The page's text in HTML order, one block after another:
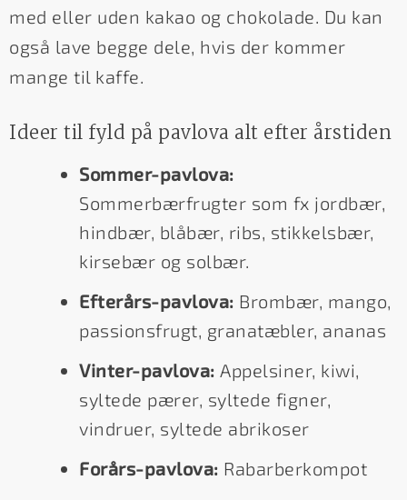
med eller uden kakao og chokolade. Du kan
også lave begge dele, hvis der kommer
mange til kaffe.
Ideer til fyld på pavlova alt efter årstiden
Sommer-pavlova:
Sommerbærfrugter som fx jordbær,
hindbær, blåbær, ribs, stikkelsbær,
kirsebær og solbær.
Efterårs-pavlova: Brombær, mango,
passionsfrugt, granatæbler, ananas
Vinter-pavlova: Appelsiner, kiwi,
syltede pærer, syltede figner,
vindruer, syltede abrikoser
Forårs-pavlova: Rabarberkompot